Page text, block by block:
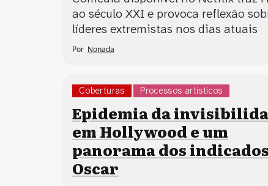
ao século XXI e provoca reflexão
líderes extremistas nos dias atuais
Por Nonada
Coberturas Processos artísticos
Epidemia da
em Hollywood e um
panorama dos
Oscar